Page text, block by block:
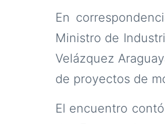
En
Ministro de
Velázquez
de proyectos de
El encuentro